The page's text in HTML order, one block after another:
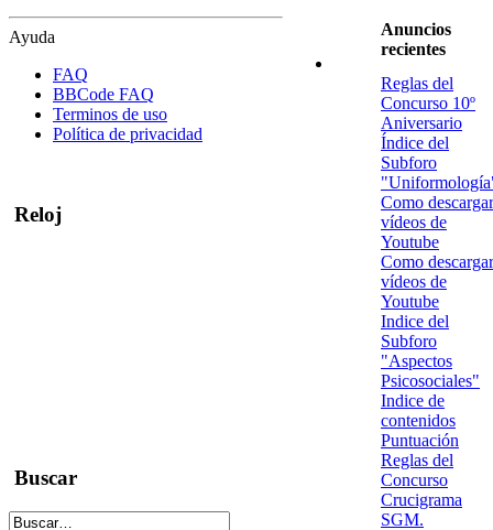
Ayuda
FAQ
BBCode FAQ
Terminos de uso
Política de privacidad
Reloj
Buscar
Anuncios
recientes
Reglas del
Concurso 10º
Aniversario
Índice del
Subforo
Como descargar
vídeos de
Youtube
Como descargar
vídeos de
Youtube
Indice del
Subforo
"Aspectos
Psicosociales"
Indice de
contenidos
Puntuación
Reglas del
Concurso
Crucigrama
SGM.